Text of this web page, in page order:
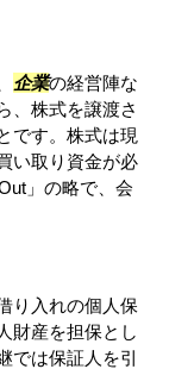
企業の経営陣な
、株式を譲渡さ
です。株式は現
い取り資金が必
」の略で、会
り入れの個人保
財産を担保とし
では保証人を引